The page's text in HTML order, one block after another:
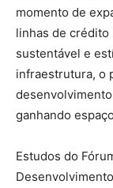
momento de
linhas de crédito
sustentável e
infraestrutura, o
ganhando
Estudos do